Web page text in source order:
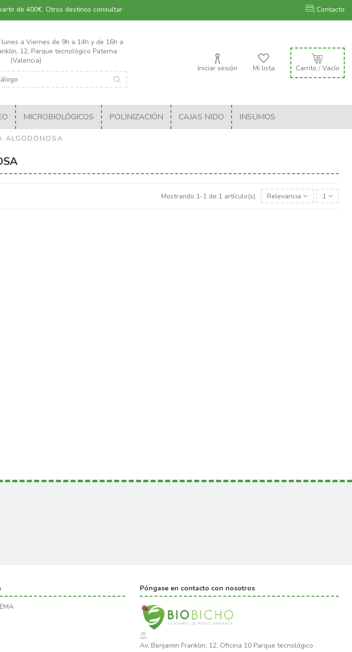
de 400€. Otros destinos consultar Contacto
a Viernes de 9h a 14h y de 16h a
12, Parque tecnológico Paterna
(Valencia)
Iniciar sesión Mi lista Carrito / Vacío
MICROBIOLÓGICOS POLINIZACIÓN CAJAS NIDO INSUMOS
ALGODONOSA
Mostrando 1-1 de 1 artículo(s) Relevancia 1
Póngase en contacto con nosotros
Av. Benjamin Franklin, 12, Oficina 10 Parque tecnológico